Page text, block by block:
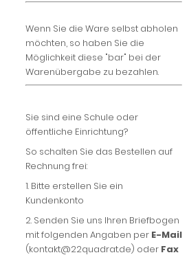
Wenn Sie die Ware selbst abholen
möchten, so haben Sie die
Möglichkeit diese "bar" bei der
Warenübergabe zu bezahlen.
Sie sind eine Schule oder
öffentliche Einrichtung?
So schalten Sie das Bestellen auf
Rechnung frei:
1. Bitte erstellen Sie ein
Kundenkonto
2. Senden Sie uns Ihren Briefbogen
mit folgenden Angaben per E-Mail
(kontakt@22quadrat.de) oder Fax